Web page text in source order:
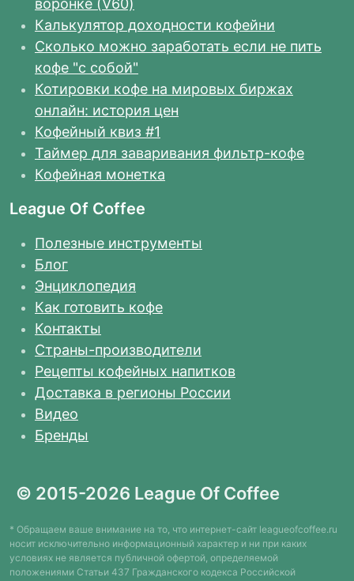
Калькулятор доходности кофейни
Сколько можно заработать если не пить
кофе "с собой"
Котировки кофе на мировых биржах
онлайн: история цен
Кофейный квиз #1
Таймер для заваривания фильтр-кофе
Кофейная монетка
League Of Coffee
Полезные инструменты
Блог
Энциклопедия
Как готовить кофе
Контакты
Страны-производители
Рецепты кофейных напитков
Доставка в регионы России
Видео
Бренды
© 2015-2026 League Of Coffee
* Обращаем ваше внимание на то, что интернет-сайт leagueofcoffee.ru
носит исключительно информационный характер и ни при каких
условиях не является публичной офертой, определяемой
положениями Статьи 437 Гражданского кодекса Российской